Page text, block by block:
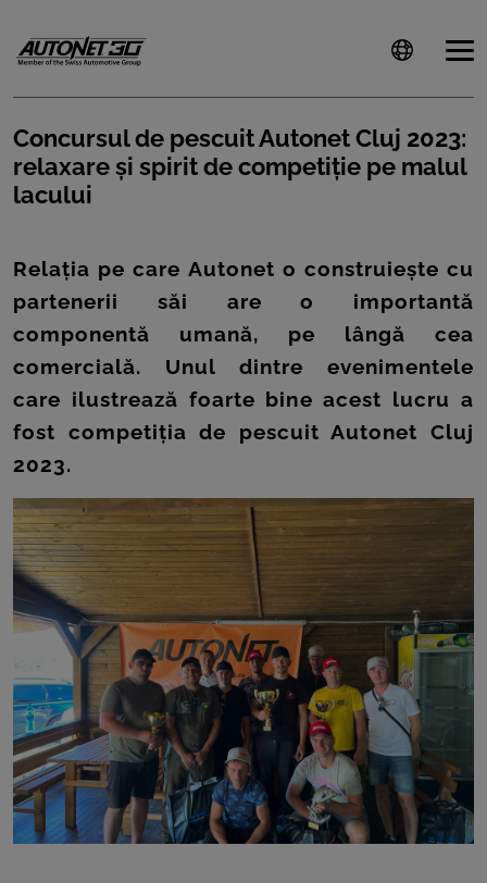
ȘTIRI
CARIERE
DOCUMENTE
UTILE
CSR
PRESS
ROOM
CONTACT
Concursul de pescuit Autonet Cluj 2023:
relaxare și spirit de competiție pe malul
lacului
Relația pe care Autonet o construiește cu
partenerii săi are o importantă
componentă umană, pe lângă cea
comercială. Unul dintre evenimentele
care ilustrează foarte bine acest lucru a
fost competiția de pescuit Autonet Cluj
2023.